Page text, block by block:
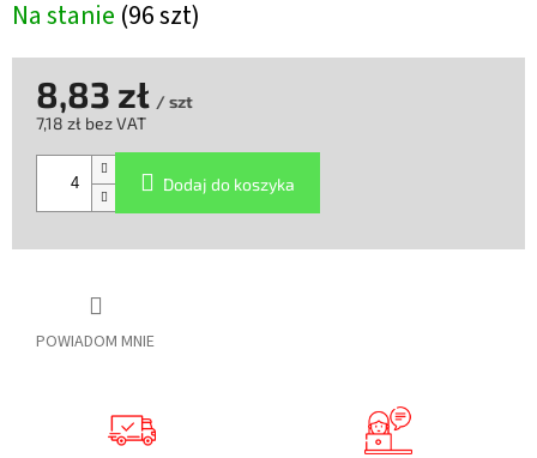
Na stanie (96 szt)
POWIADOM MNIE
8,83 zł / szt
7,18 zł bez VAT
jednostkowa:
Dodaj do koszyka